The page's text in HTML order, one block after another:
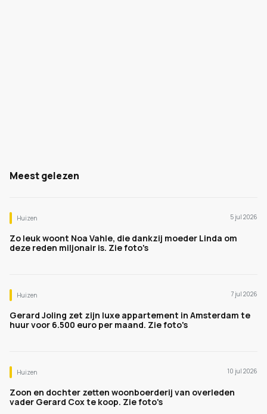
Meest gelezen
Huizen 5 jul 2026
Zo leuk woont Noa Vahle, die dankzij moeder Linda om
deze reden miljonair is. Zie foto's
Huizen 7 jul 2026
Gerard Joling zet zijn luxe appartement in Amsterdam te
huur voor 6.500 euro per maand. Zie foto's
Huizen 10 jul 2026
Zoon en dochter zetten woonboerderij van overleden
vader Gerard Cox te koop. Zie foto's